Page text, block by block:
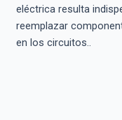
eléctrica resulta
reemplazar
en los circuitos..